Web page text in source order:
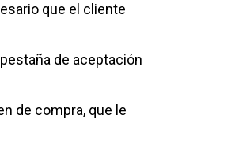
que el cliente
de aceptación
de compra, que le